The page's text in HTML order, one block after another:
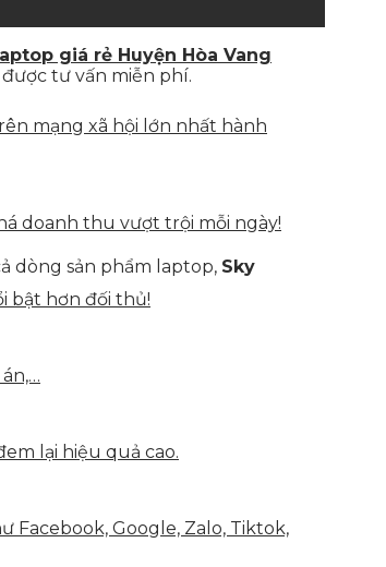
mạng xã hội lớn nhất hành
doanh thu vượt trội mỗi ngày!
bật hơn đối thủ!
lại hiệu quả cao.
Facebook, Google, Zalo, Tiktok,
giá rẻ Huyện Hòa Vang
tư vấn miễn phí.
dòng sản phẩm laptop, Sky